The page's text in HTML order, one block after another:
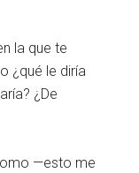
la que te
¿qué le diría
¿De
—esto me